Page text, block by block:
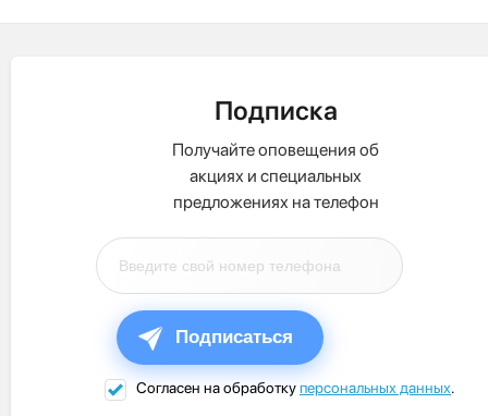
Подписка
Получайте оповещения об
акциях и специальных
предложениях на телефон
Подписаться
Согласен на обработкуперсональных данных.